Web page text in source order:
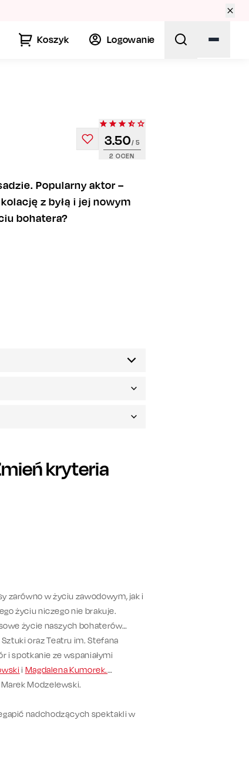
Koszyk Logowanie
3.50/ 5
2 OCEN
Popularny aktor –
z byłą i jej nowym
bohatera?
kryteria
zarówno w życiu zawodowym, jak i
życiu niczego nie brakuje.
życie naszych bohaterów
oraz Teatru im. Stefana
i spotkanie ze wspaniałymi
i Magdalena Kumorek.
Modzelewski.
nadchodzących spektakli w